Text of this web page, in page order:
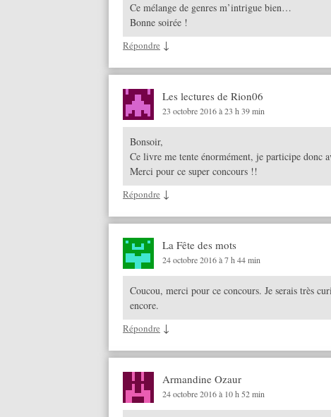
Ce mélange de genres m’intrigue bien…
Bonne soirée !
Répondre ↓
Les lectures de Rion06
23 octobre 2016 à 23 h 39 min
Bonsoir,
Ce livre me tente énormément, je participe donc
Merci pour ce super concours !!
Répondre ↓
La Fête des mots
24 octobre 2016 à 7 h 44 min
Coucou, merci pour ce concours. Je serais très
encore.
Répondre ↓
Armandine Ozaur
24 octobre 2016 à 10 h 52 min